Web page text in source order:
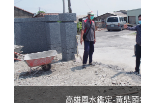
高雄風水鑑定-黃鼎頤